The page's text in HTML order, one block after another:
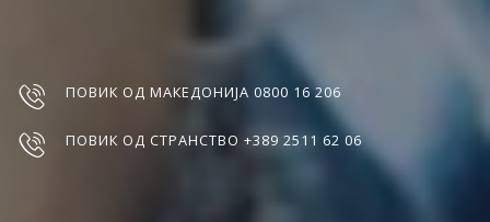
ПОВИК ОД МАКЕДОНИЈА 0800 16 206
ПОВИК ОД СТРАНСТВО +389 2511 62 06